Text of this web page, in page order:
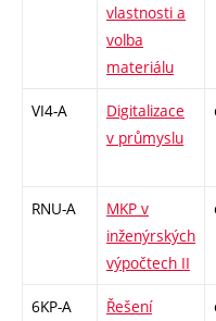
vlastnosti a
volba
materiálu
VI4-A
Digitalizace
v průmyslu
RNU-A
MKP v
inženýrských
výpočtech II
6KP-A
Řešení